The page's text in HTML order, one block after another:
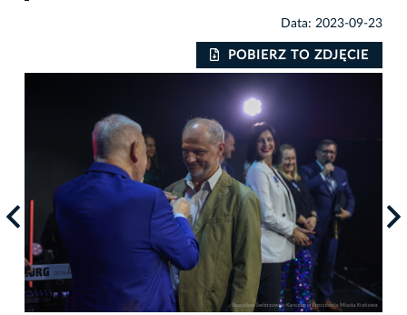
Data: 2023-09-23
POBIERZ TO ZDJĘCIE